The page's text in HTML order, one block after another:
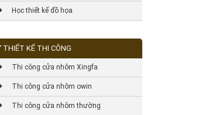
Học thiết kế đồ họa
THIẾT KẾ THI CÔNG
Thi công cửa nhôm Xingfa
Thi công cửa nhôm owin
Thi công cửa nhôm thường